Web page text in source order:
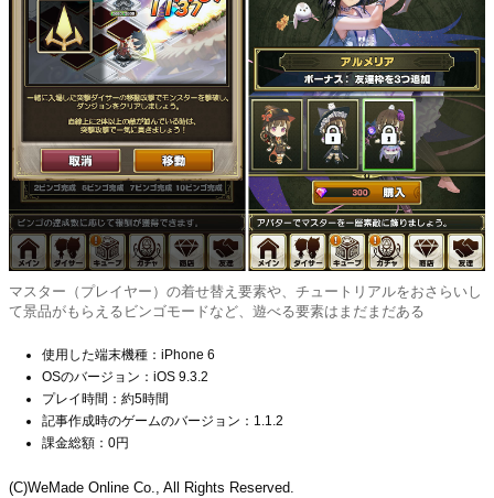
マスター（プレイヤー）の着せ替え要素や、チュートリアルをおさらいし
て景品がもらえるビンゴモードなど、遊べる要素はまだまだある
使用した端末機種：iPhone 6
OSのバージョン：iOS 9.3.2
プレイ時間：約5時間
記事作成時のゲームのバージョン：1.1.2
課金総額：0円
(C)WeMade Online Co., All Rights Reserved.